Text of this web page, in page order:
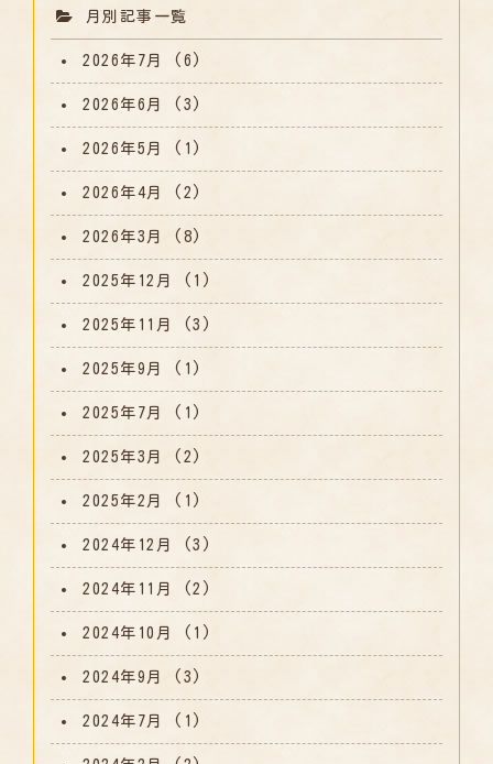
月別記事一覧
2026年7月 (6)
2026年6月 (3)
2026年5月 (1)
2026年4月 (2)
2026年3月 (8)
2025年12月 (1)
2025年11月 (3)
2025年9月 (1)
2025年7月 (1)
2025年3月 (2)
2025年2月 (1)
2024年12月 (3)
2024年11月 (2)
2024年10月 (1)
2024年9月 (3)
2024年7月 (1)